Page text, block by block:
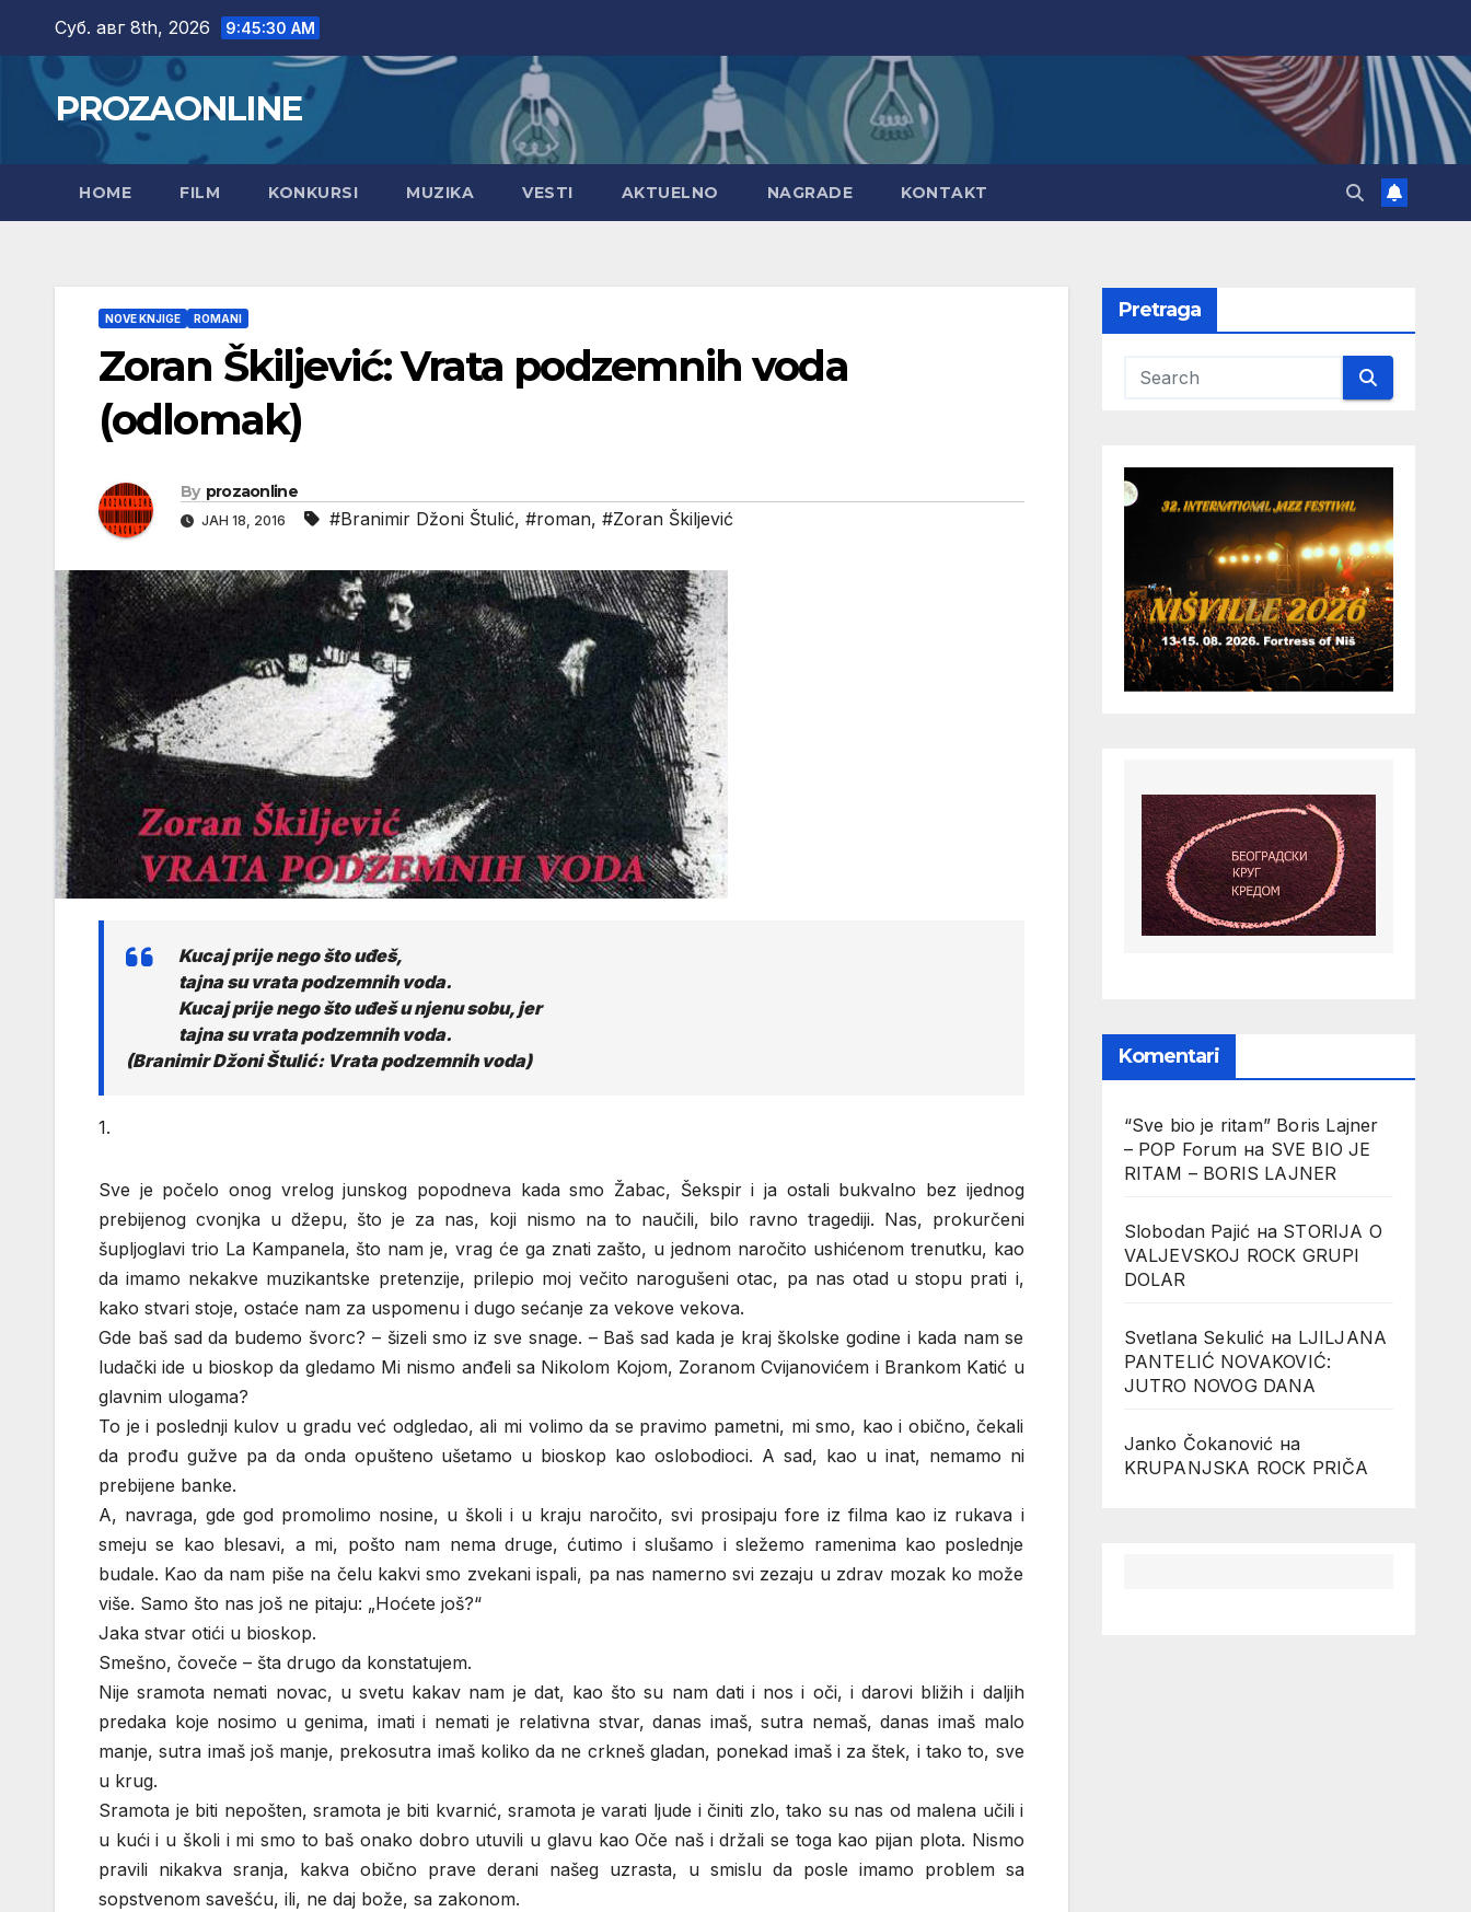
content
Суб. авг 8th, 2026 9:45:31 AM
PROZAONLINE
HOME FILM KONKURSI MUZIKA VESTI AKTUELNO NAGRADE KONTAKT
NOVE KNJIGE ROMANI
Zoran Škiljević: Vrata podzemnih voda
(odlomak)
By prozaonline
ЈАН 18, 2016 #Branimir Džoni Štulić, #roman, #Zoran Škiljević
Kucaj prije nego što uđeš,
tajna su vrata podzemnih voda.
Kucaj prije nego što uđeš u njenu sobu, jer
tajna su vrata podzemnih voda.
(Branimir Džoni Štulić: Vrata podzemnih voda)
1.
Sve je počelo onog vrelog junskog popodneva kada smo Žabac, Šekspir i ja ostali bukvalno bez ijednog
prebijenog cvonjka u džepu, što je za nas, koji nismo na to naučili, bilo ravno tragediji. Nas, prokurčeni
šupljoglavi trio La Kampanela, što nam je, vrag će ga znati zašto, u jednom naročito ushićenom trenutku, kao
da imamo nekakve muzikantske pretenzije, prilepio moj večito narogušeni otac, pa nas otad u stopu prati i,
kako stvari stoje, ostaće nam za uspomenu i dugo sećanje za vekove vekova.
Gde baš sad da budemo švorc? – šizeli smo iz sve snage. – Baš sad kada je kraj školske godine i kada nam se
ludački ide u bioskop da gledamo Mi nismo anđeli sa Nikolom Kojom, Zoranom Cvijanovićem i Brankom Katić u
glavnim ulogama?
To je i poslednji kulov u gradu već odgledao, ali mi volimo da se pravimo pametni, mi smo, kao i obično, čekali
da prođu gužve pa da onda opušteno ušetamo u bioskop kao oslobodioci. A sad, kao u inat, nemamo ni
prebijene banke.
A, navraga, gde god promolimo nosine, u školi i u kraju naročito, svi prosipaju fore iz filma kao iz rukava i
smeju se kao blesavi, a mi, pošto nam nema druge, ćutimo i slušamo i sležemo ramenima kao poslednje
budale. Kao da nam piše na čelu kakvi smo zvekani ispali, pa nas namerno svi zezaju u zdrav mozak ko može
više. Samo što nas još ne pitaju: „Hoćete još?“
Jaka stvar otići u bioskop.
Smešno, čoveče – šta drugo da konstatujem.
Nije sramota nemati novac, u svetu kakav nam je dat, kao što su nam dati i nos i oči, i darovi bližih i daljih
predaka koje nosimo u genima, imati i nemati je relativna stvar, danas imaš, sutra nemaš, danas imaš malo
manje, sutra imaš još manje, prekosutra imaš koliko da ne crkneš gladan, ponekad imaš i za štek, i tako to, sve
u krug.
Sramota je biti nepošten, sramota je biti kvarnić, sramota je varati ljude i činiti zlo, tako su nas od malena učili i
u kući i u školi i mi smo to baš onako dobro utuvili u glavu kao Oče naš i držali se toga kao pijan plota. Nismo
pravili nikakva sranja, kakva obično prave derani našeg uzrasta, u smislu da posle imamo problem sa
sopstvenom savešću, ili, ne daj bože, sa zakonom.
Pretraga
Komentari
“Sve bio je ritam” Boris Lajner
– POP Forum на SVE BIO JE
RITAM – BORIS LAJNER
Slobodan Pajić на STORIJA O
VALJEVSKOJ ROCK GRUPI
DOLAR
Svetlana Sekulić на LJILJANA
PANTELIĆ NOVAKOVIĆ:
JUTRO NOVOG DANA
Janko Čokanović на
KRUPANJSKA ROCK PRIČA